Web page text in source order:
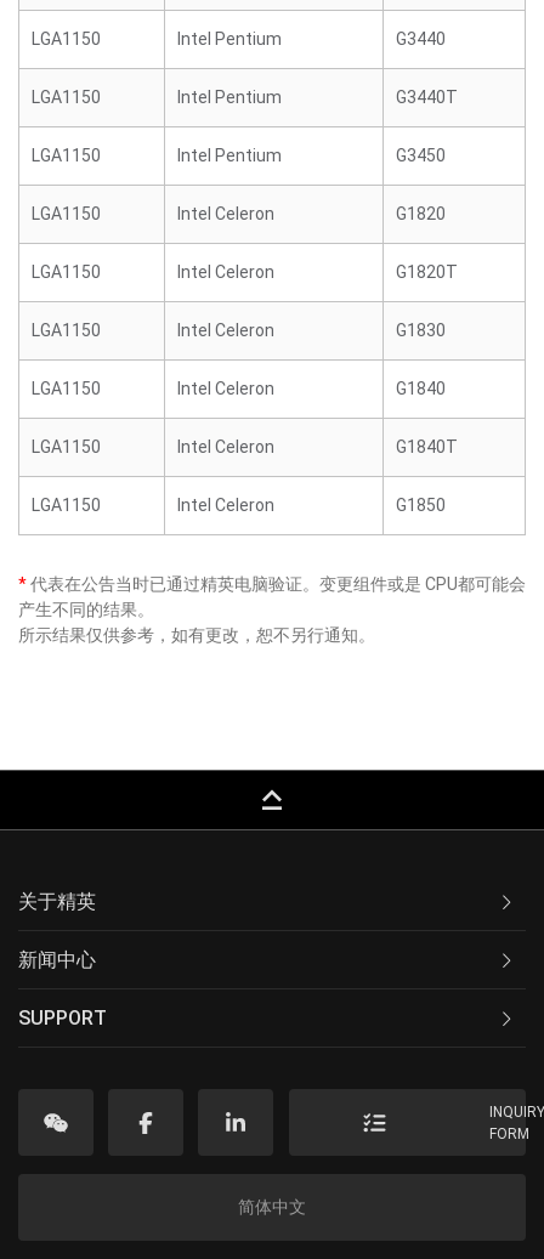
LGA1150 Intel Pentium G3440
LGA1150 Intel Pentium G3440T
LGA1150 Intel Pentium G3450
LGA1150 Intel Celeron G1820
LGA1150 Intel Celeron G1820T
LGA1150 Intel Celeron G1830
LGA1150 Intel Celeron G1840
LGA1150 Intel Celeron G1840T
LGA1150 Intel Celeron G1850
*代表在公告当时已通过精英电脑验证。变更组件或是 CPU都可能会
产生不同的结果。
所示结果仅供参考，如有更改，恕不另行通知。
keyboard_capslock
关于精英
新闻中心
SUPPORT
FORM
简体中文